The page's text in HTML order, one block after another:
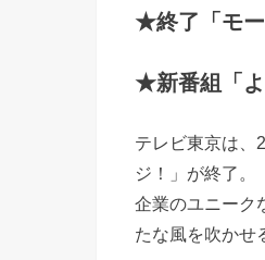
★終了「モー
★新番組「よ
テレビ東京は、
ジ！」が終了。
企業のユニーク
たな風を吹かせ